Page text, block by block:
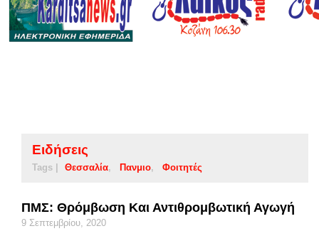
Ειδήσεις
Tags | Θεσσαλία Πανμιο Φοιτητές
ΠΜΣ: Θρόμβωση Και Αντιθρομβωτική Αγωγή
9 Σεπτεμβρίου, 2020